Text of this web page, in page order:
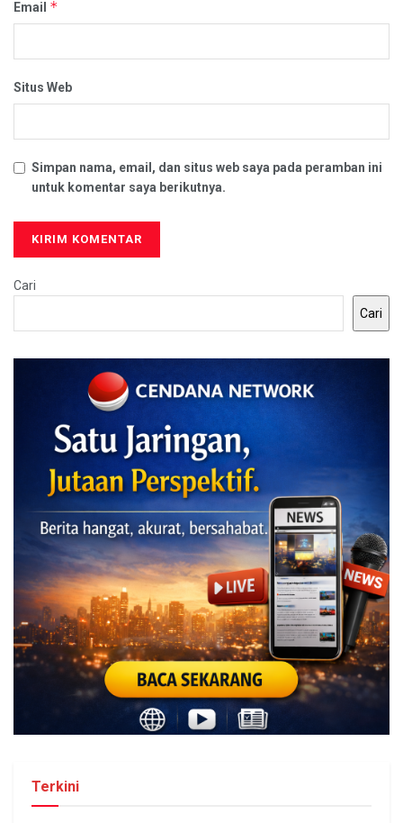
Email *
Situs Web
Simpan nama, email, dan situs web saya pada peramban ini
untuk komentar saya berikutnya.
Cari
Cari
Terkini